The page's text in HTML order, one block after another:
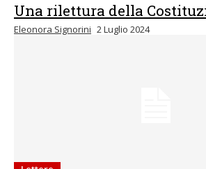
Una rilettura della
Eleonora Signorini 2 Luglio 2024